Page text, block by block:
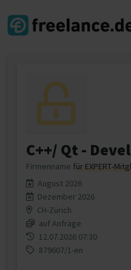
C++/ Qt -
Firmenname für EXPERT-
August 2026
Dezember 2026
CH-Zürich
auf Anfrage
12.07.2026 07:30
879607/1-en